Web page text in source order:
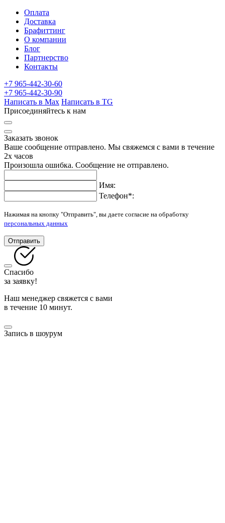
Оплата
Доставка
Брафиттинг
О компании
Блог
Партнерство
Контакты
+7 965-442-30-60
+7 965-442-30-90
Написать в Max Написать в TG
Присоединяйтесь к нам
Заказать звонок
Ваше сообщение отправлено. Мы свяжемся с вами в течение
2х часов
Произошла ошибка. Сообщение не отправлено.
Имя:
Телефон*:
Нажимая на кнопку "Отправить", вы даете согласие на обработку
персональных данных
Отправить
Спасибо
за заявку!
Наш менеджер свяжется с вами
в течение 10 минут.
Запись в шоурум